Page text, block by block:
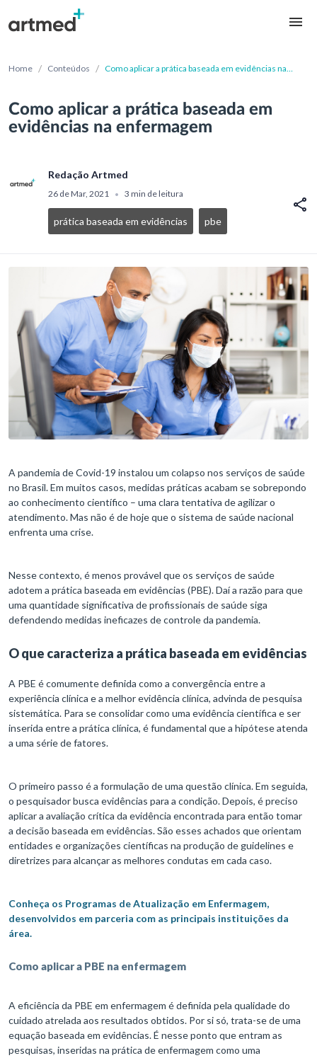
Home / Conteúdos / Como aplicar a prática baseada em evidências na
Como aplicar a prática baseada em
evidências na enfermagem
Redação Artmed
26 de Mar, 2021 • 3 min de leitura
prática baseada em evidências pbe
A pandemia de Covid-19 instalou um colapso nos serviços de saúde
no Brasil. Em muitos casos, medidas práticas acabam se sobrepondo
ao conhecimento científico – uma clara tentativa de agilizar o
atendimento. Mas não é de hoje que o sistema de saúde nacional
enfrenta uma crise.
Nesse contexto, é menos provável que os serviços de saúde
adotem a prática baseada em evidências (PBE). Daí a razão para que
uma quantidade significativa de profissionais de saúde siga
defendendo medidas ineficazes de controle da pandemia.
O que caracteriza a prática baseada em evidências
A PBE é comumente definida como a convergência entre a
experiência clínica e a melhor evidência clínica, advinda de pesquisa
sistemática. Para se consolidar como uma evidência científica e ser
inserida entre a prática clínica, é fundamental que a hipótese atenda
a uma série de fatores.
O primeiro passo é a formulação de uma questão clínica. Em seguida,
o pesquisador busca evidências para a condição. Depois, é preciso
aplicar a avaliação crítica da evidência encontrada para então tomar
a decisão baseada em evidências. São esses achados que orientam
entidades e organizações científicas na produção de guidelines e
diretrizes para alcançar as melhores condutas em cada caso.
Conheça os Programas de Atualização em Enfermagem,
desenvolvidos em parceria com as principais instituições da
área.
Como aplicar a PBE na enfermagem
A eficiência da PBE em enfermagem é definida pela qualidade do
cuidado atrelada aos resultados obtidos. Por si só, trata-se de uma
equação baseada em evidências. É nesse ponto que entram as
pesquisas, inseridas na prática de enfermagem como uma